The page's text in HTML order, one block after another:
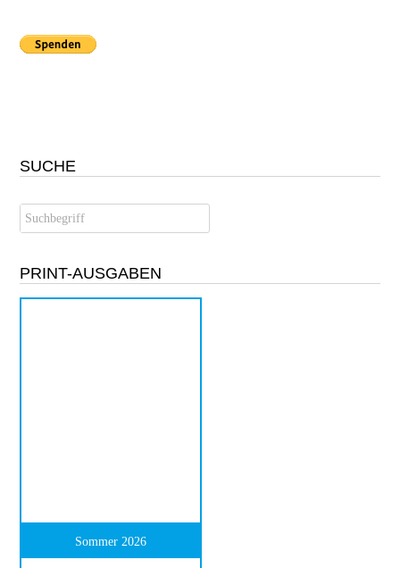
SUCHE
PRINT-AUSGABEN
Sommer 2026